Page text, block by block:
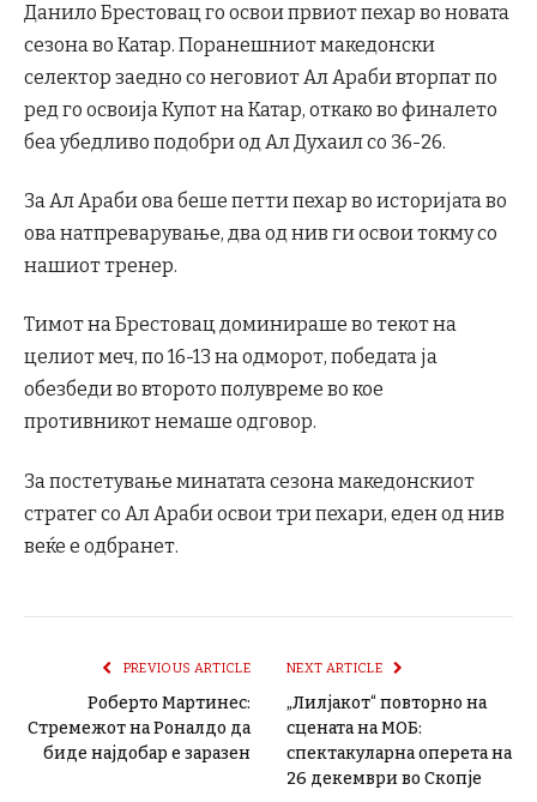
Данило Брестовац го освои првиот пехар во новата
сезона во Катар. Поранешниот македонски
селектор заедно со неговиот Ал Араби вторпат по
ред го освоија Купот на Катар, откако во финалето
беа убедливо подобри од Ал Духаил со 36-26.
За Ал Араби ова беше петти пехар во историјата во
ова натпреварување, два од нив ги освои токму со
нашиот тренер.
Тимот на Брестовац доминираше во текот на
целиот меч, по 16-13 на одморот, победата ја
обезбеди во второто полувреме во кое
противникот немаше одговор.
За постетување минатата сезона македонскиот
стратег со Ал Араби освои три пехари, еден од нив
веќе е одбранет.
PREVIOUS ARTICLE
Роберто Мартинес:
Стремежот на Роналдо да
биде најдобар е заразен
NEXT ARTICLE
„Лилјакот“ повторно на
сцената на МОБ:
спектакуларна оперета на
26 декември во Скопје